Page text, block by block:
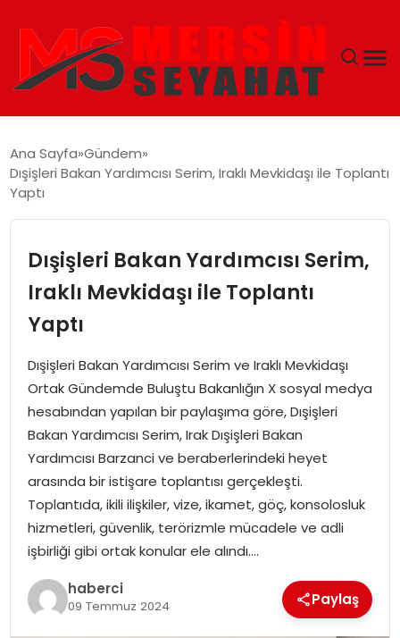
EKONOMI
TEKNOLOJI
GÜNCEL
Ana Sayfa Gündem
Dışişleri Bakan Yardımcısı Serim, Iraklı Mevkidaşı ile Toplantı
Yaptı
Dışişleri Bakan Yardımcısı Serim,
Iraklı Mevkidaşı ile Toplantı
Yaptı
Dışişleri Bakan Yardımcısı Serim ve Iraklı Mevkidaşı
Ortak Gündemde Buluştu Bakanlığın X sosyal medya
hesabından yapılan bir paylaşıma göre, Dışişleri
Bakan Yardımcısı Serim, Irak Dışişleri Bakan
Yardımcısı Barzanci ve beraberlerindeki heyet
arasında bir istişare toplantısı gerçekleşti.
Toplantıda, ikili ilişkiler, vize, ikamet, göç, konsolosluk
hizmetleri, güvenlik, terörizmle mücadele ve adli
işbirliği gibi ortak konular ele alındı….
haberci
09 Temmuz 2024 Paylaş